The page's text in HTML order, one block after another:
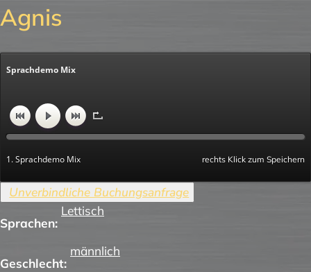
Agnis
Sprachdemo Mix
1. Sprachdemo Mix rechts Klick zum Speichern
Sprachen:
Lettisch
Geschlecht:
männlich